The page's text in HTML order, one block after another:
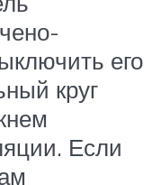
его
круг
Если